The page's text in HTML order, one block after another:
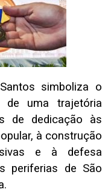
simboliza o
de uma trajetória
de dedicação às
à construção
e à defesa
periferias de São